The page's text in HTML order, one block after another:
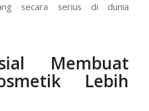
secara serius di dunia
Membuat
Lebih